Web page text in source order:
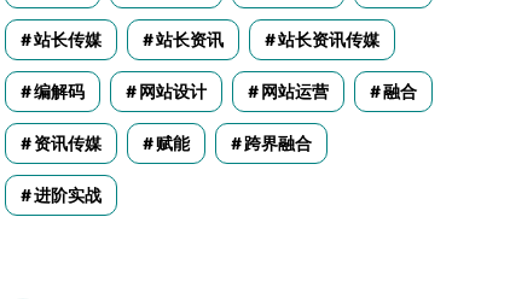
站长传媒 站长资讯 站长资讯传媒
编解码 网站设计 网站运营 融合
资讯传媒 赋能 跨界融合
进阶实战